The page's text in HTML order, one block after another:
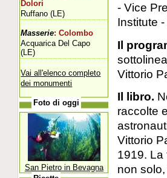
- Vice
Institute
Il
Vittorio
Il libro.
raccolte
Vittorio
1919. La
non
Dolori
Ruffano (LE)
Masserie: Colombo
Acquarica Del Capo
(LE)
Vai all'elenco completo
dei monumenti
Foto di oggi
San Pietro in Bevagna